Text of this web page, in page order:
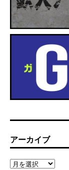
アーカイブ